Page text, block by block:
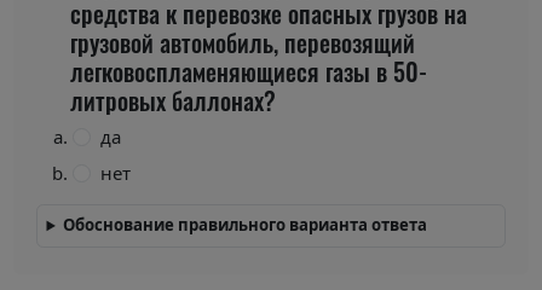
средства к перевозке опасных грузов на
грузовой автомобиль, перевозящий
легковоспламеняющиеся газы в 50-
литровых баллонах?
да
нет
Обоснование правильного варианта ответа